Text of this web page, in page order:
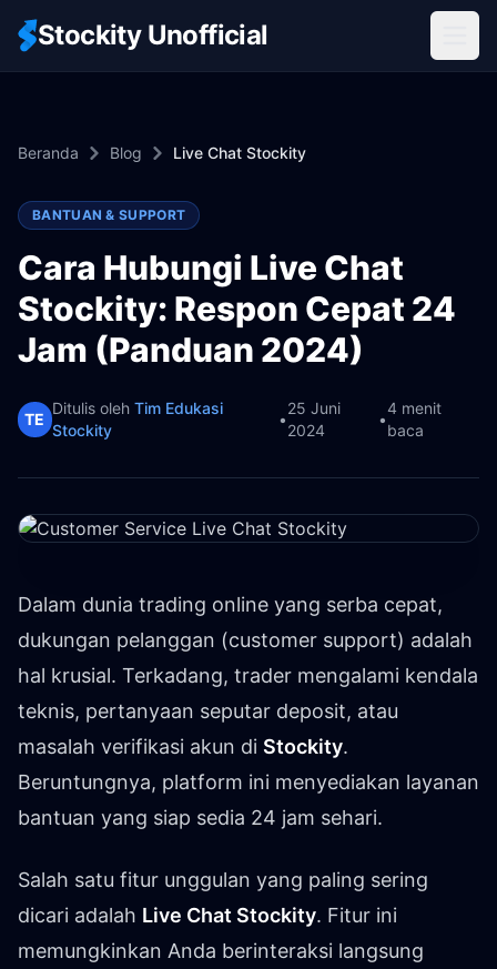
Stockity Unofficial
Beranda Blog Live Chat Stockity
BANTUAN & SUPPORT
Cara Hubungi Live Chat
Stockity: Respon Cepat 24
Jam (Panduan 2024)
TE
Ditulis oleh Tim Edukasi
Stockity
•
25 Juni
2024
•
4 menit
baca
Dalam dunia trading online yang serba cepat,
dukungan pelanggan (customer support) adalah
hal krusial. Terkadang, trader mengalami kendala
teknis, pertanyaan seputar deposit, atau
masalah verifikasi akun di Stockity.
Beruntungnya, platform ini menyediakan layanan
bantuan yang siap sedia 24 jam sehari.
Salah satu fitur unggulan yang paling sering
dicari adalah Live Chat Stockity. Fitur ini
memungkinkan Anda berinteraksi langsung